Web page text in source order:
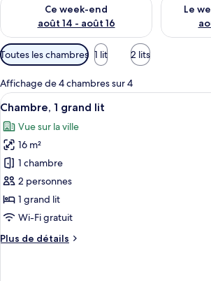
Ce week-end
août 14 - août 16
Le
Filtres
disponibles
pour
les
chambres
Toutes les chambres 1 lit 2 lits
Affichage de 4 chambres sur 4
Afficher
toutes
les
photos
pour
ce
type
de
chambre :
Chambre,
Une
4
Chambre, 1 grand lit
Vue sur la ville
16 m²
1 chambre
2 personnes
1 grand lit
Wi-Fi gratuit
Plus de détails
Plus